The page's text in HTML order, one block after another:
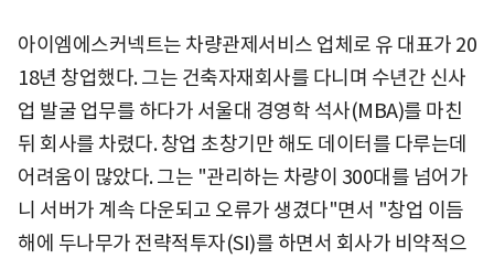
아이엠에스커넥트는 차량관제서비스 업체로 유 대표가 20
18년 창업했다. 그는 건축자재회사를 다니며 수년간 신사
업 발굴 업무를 하다가 서울대 경영학 석사(MBA)를 마친
뒤 회사를 차렸다. 창업 초창기만 해도 데이터를 다루는데
어려움이 많았다. 그는 "관리하는 차량이 300대를 넘어가
니 서버가 계속 다운되고 오류가 생겼다"면서 "창업 이듬
해에 두나무가 전략적투자(SI)를 하면서 회사가 비약적으